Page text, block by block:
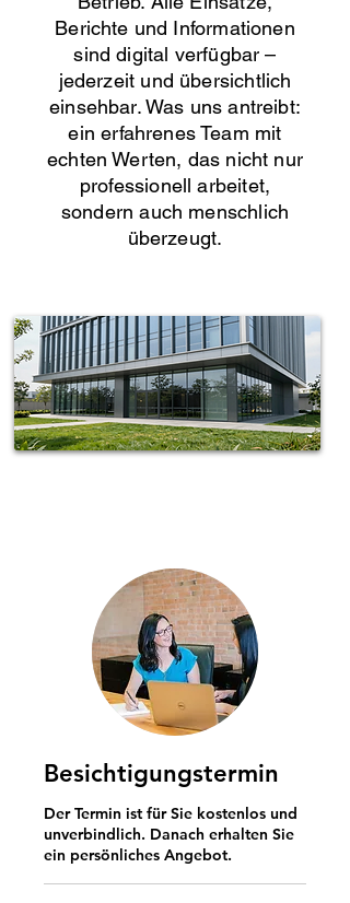
Berichte und Informationen
sind digital verfügbar –
jederzeit und übersichtlich
einsehbar. Was uns antreibt:
ein erfahrenes Team mit
echten Werten, das nicht nur
professionell arbeitet,
sondern auch menschlich
überzeugt.
Besichtigungstermin
Der Termin ist für Sie kostenlos und
unverbindlich. Danach erhalten Sie
ein persönliches Angebot.